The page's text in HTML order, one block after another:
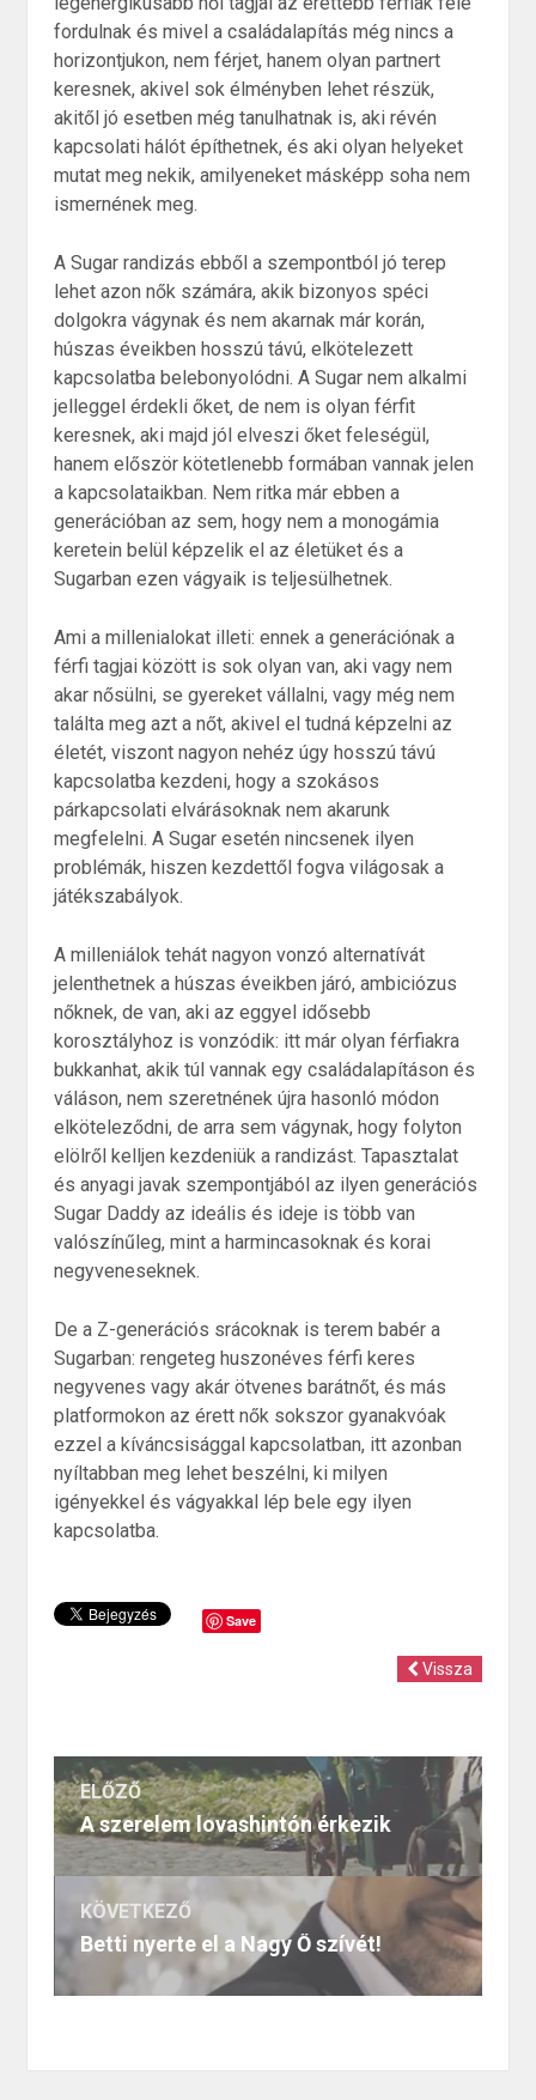
fordulnak és mivel a családalapítás még nincs a
horizontjukon, nem férjet, hanem olyan partnert
keresnek, akivel sok élményben lehet részük,
akitől jó esetben még tanulhatnak is, aki révén
kapcsolati hálót építhetnek, és aki olyan helyeket
mutat meg nekik, amilyeneket másképp soha nem
ismernének meg.
A Sugar randizás ebből a szempontból jó terep
lehet azon nők számára, akik bizonyos spéci
dolgokra vágynak és nem akarnak már korán,
húszas éveikben hosszú távú, elkötelezett
kapcsolatba belebonyolódni. A Sugar nem alkalmi
jelleggel érdekli őket, de nem is olyan férfit
keresnek, aki majd jól elveszi őket feleségül,
hanem először kötetlenebb formában vannak jelen
a kapcsolataikban. Nem ritka már ebben a
generációban az sem, hogy nem a monogámia
keretein belül képzelik el az életüket és a
Sugarban ezen vágyaik is teljesülhetnek.
Ami a millenialokat illeti: ennek a generációnak a
férfi tagjai között is sok olyan van, aki vagy nem
akar nősülni, se gyereket vállalni, vagy még nem
találta meg azt a nőt, akivel el tudná képzelni az
életét, viszont nagyon nehéz úgy hosszú távú
kapcsolatba kezdeni, hogy a szokásos
párkapcsolati elvárásoknak nem akarunk
megfelelni. A Sugar esetén nincsenek ilyen
problémák, hiszen kezdettől fogva világosak a
játékszabályok.
A milleniálok tehát nagyon vonzó alternatívát
jelenthetnek a húszas éveikben járó, ambiciózus
nőknek, de van, aki az eggyel idősebb
korosztályhoz is vonzódik: itt már olyan férfiakra
bukkanhat, akik túl vannak egy családalapításon és
váláson, nem szeretnének újra hasonló módon
elköteleződni, de arra sem vágynak, hogy folyton
elölről kelljen kezdeniük a randizást. Tapasztalat
és anyagi javak szempontjából az ilyen generációs
Sugar Daddy az ideális és ideje is több van
valószínűleg, mint a harmincasoknak és korai
negyveneseknek.
De a Z-generációs srácoknak is terem babér a
Sugarban: rengeteg huszonéves férfi keres
negyvenes vagy akár ötvenes barátnőt, és más
platformokon az érett nők sokszor gyanakvóak
ezzel a kíváncsisággal kapcsolatban, itt azonban
nyíltabban meg lehet beszélni, ki milyen
igényekkel és vágyakkal lép bele egy ilyen
kapcsolatba.
Save
Vissza
ELŐZŐ
A szerelem lovashintón érkezik
KÖVETKEZŐ
Betti nyerte el a Nagy Ő szívét!